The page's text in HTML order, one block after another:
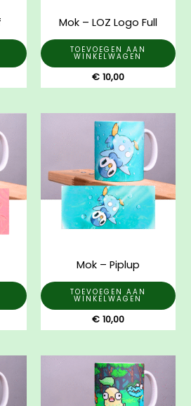
Mok – LOZ Logo Full
TOEVOEGEN AAN
WINKELWAGEN
€10,00
Mok – Piplup
TOEVOEGEN AAN
WINKELWAGEN
€10,00